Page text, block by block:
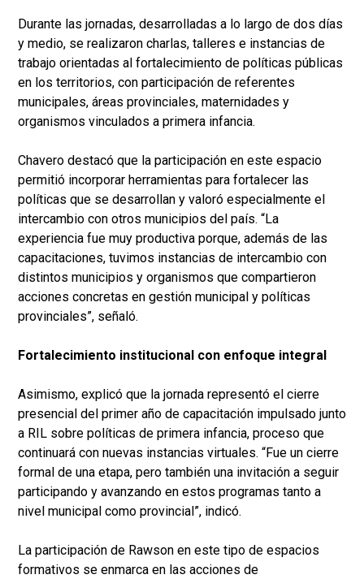
Durante las jornadas, desarrolladas a lo largo de dos días
y medio, se realizaron charlas, talleres e instancias de
trabajo orientadas al fortalecimiento de políticas públicas
en los territorios, con participación de referentes
municipales, áreas provinciales, maternidades y
organismos vinculados a primera infancia.
Chavero destacó que la participación en este espacio
permitió incorporar herramientas para fortalecer las
políticas que se desarrollan y valoró especialmente el
intercambio con otros municipios del país. “La
experiencia fue muy productiva porque, además de las
capacitaciones, tuvimos instancias de intercambio con
distintos municipios y organismos que compartieron
acciones concretas en gestión municipal y políticas
provinciales”, señaló.
Fortalecimiento institucional con enfoque integral
Asimismo, explicó que la jornada representó el cierre
presencial del primer año de capacitación impulsado junto
a RIL sobre políticas de primera infancia, proceso que
continuará con nuevas instancias virtuales. “Fue un cierre
formal de una etapa, pero también una invitación a seguir
participando y avanzando en estos programas tanto a
nivel municipal como provincial”, indicó.
La participación de Rawson en este tipo de espacios
formativos se enmarca en las acciones de